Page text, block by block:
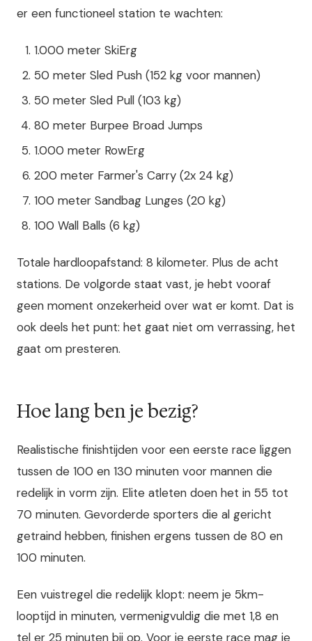
er een functioneel station te wachten:
1.000 meter SkiErg
50 meter Sled Push (152 kg voor mannen)
50 meter Sled Pull (103 kg)
80 meter Burpee Broad Jumps
1.000 meter RowErg
200 meter Farmer's Carry (2x 24 kg)
100 meter Sandbag Lunges (20 kg)
100 Wall Balls (6 kg)
Totale hardloopafstand: 8 kilometer. Plus de acht
stations. De volgorde staat vast, je hebt vooraf
geen moment onzekerheid over wat er komt. Dat is
ook deels het punt: het gaat niet om verrassing, het
gaat om presteren.
Hoe lang ben je bezig?
Realistische finishtijden voor een eerste race liggen
tussen de 100 en 130 minuten voor mannen die
redelijk in vorm zijn. Elite atleten doen het in 55 tot
70 minuten. Gevorderde sporters die al gericht
getraind hebben, finishen ergens tussen de 80 en
100 minuten.
Een vuistregel die redelijk klopt: neem je 5km-
looptijd in minuten, vermenigvuldig die met 1,8 en
tel er 25 minuten bij op. Voor je eerste race mag je